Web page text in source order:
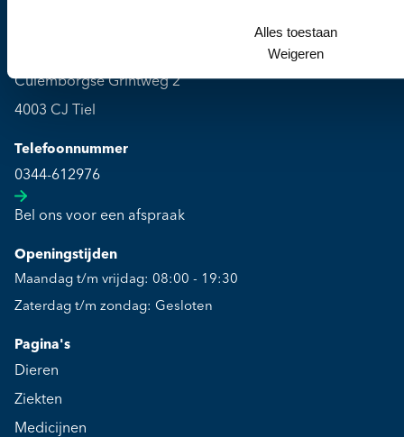
Alles toestaan
Weigeren
Culemborgse Grintweg 2
4003 CJ Tiel
Telefoonnummer
0344-612976
Bel ons voor een afspraak
Openingstijden
Maandag t/m vrijdag: 08:00 - 19:30
Zaterdag t/m zondag: Gesloten
Pagina's
Dieren
Ziekten
Medicijnen